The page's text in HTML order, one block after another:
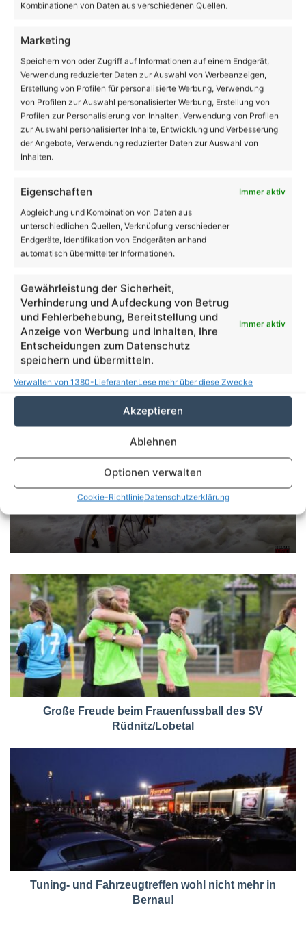
Kombinationen von Daten aus verschiedenen Quellen.
Marketing
Speichern von oder Zugriff auf Informationen auf einem Endgerät,
Verwendung reduzierter Daten zur Auswahl von Werbeanzeigen,
Erstellung von Profilen für personalisierte Werbung, Verwendung
von Profilen zur Auswahl personalisierter Werbung, Erstellung von
Profilen zur Personalisierung von Inhalten, Verwendung von Profilen
zur Auswahl personalisierter Inhalte, Entwicklung und Verbesserung
der Angebote, Verwendung reduzierter Daten zur Auswahl von
Inhalten.
Eigenschaften
Immer aktiv
Abgleichung und Kombination von Daten aus
unterschiedlichen Quellen, Verknüpfung verschiedener
Endgeräte, Identifikation von Endgeräten anhand
automatisch übermittelter Informationen.
Gewährleistung der Sicherheit,
Verhinderung und Aufdeckung von Betrug
und Fehlerbehebung, Bereitstellung und
Anzeige von Werbung und Inhalten, Ihre
Entscheidungen zum Datenschutz
speichern und übermitteln.
Immer aktiv
Verwalten von 1380-LieferantenLese mehr über diese Zwecke
Akzeptieren
Ablehnen
Optionen verwalten
Cookie-RichtlinieDatenschutzerklärung
WhatsApp
Enthält Werbung
Beruf
Tag der offenen Tür an den
Diakonischen Schulen Lobetal
Große Freude beim Frauenfussball des SV
Rüdnitz/Lobetal
Tuning- und Fahrzeugtreffen wohl nicht mehr in
Bernau!